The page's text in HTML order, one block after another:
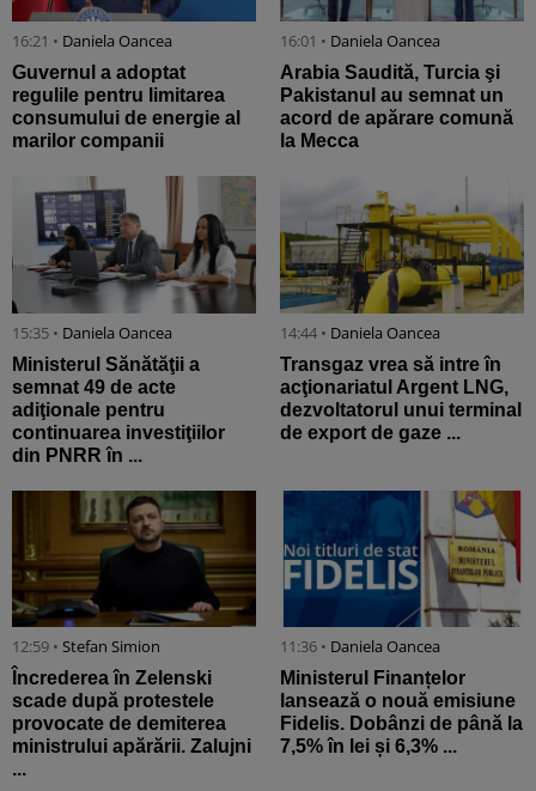
16:21 • Daniela Oancea
Guvernul a adoptat
regulile pentru limitarea
consumului de energie al
marilor companii
16:01 • Daniela Oancea
Arabia Saudită, Turcia şi
Pakistanul au semnat un
acord de apărare comună
la Mecca
15:35 • Daniela Oancea
Ministerul Sănătăţii a
semnat 49 de acte
adiţionale pentru
continuarea investiţiilor
din PNRR în ...
14:44 • Daniela Oancea
Transgaz vrea să intre în
acţionariatul Argent LNG,
dezvoltatorul unui terminal
de export de gaze ...
12:59 • Stefan Simion
Încrederea în Zelenski
scade după protestele
provocate de demiterea
ministrului apărării. Zalujni
...
11:36 • Daniela Oancea
Ministerul Finanțelor
lansează o nouă emisiune
Fidelis. Dobânzi de până la
7,5% în lei și 6,3% ...